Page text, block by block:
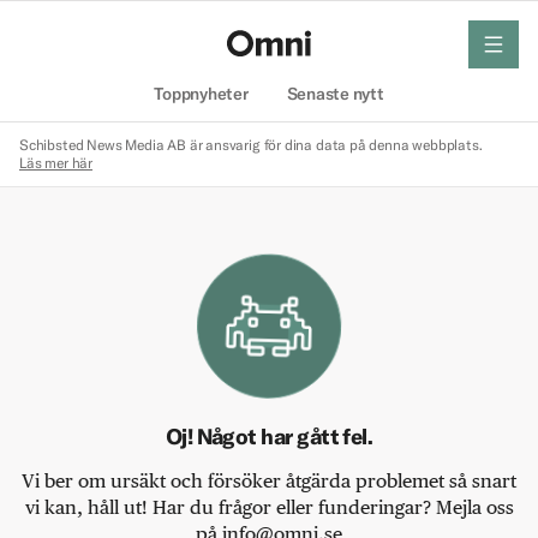
Toppnyheter Senaste nytt
meny
Schibsted News Media AB är ansvarig för dina data på denna webbplats.
Läs mer här
Oj! Något har gått fel.
Vi ber om ursäkt och försöker åtgärda problemet så snart
vi kan, håll ut! Har du frågor eller funderingar? Mejla oss